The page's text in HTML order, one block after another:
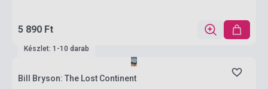
5 890 Ft
Készlet: 1-10 darab
Bill Bryson: The Lost Continent